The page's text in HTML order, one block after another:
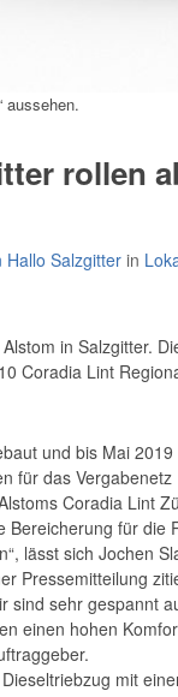
aussehen.
rollen
Hallo Salzgitterin
in Salzgitter.
Coradia Lint
und bis Mai
für das Vergabenetz
Coradia Lint
für die
lässt sich Jochen
Pressemitteilung
sind sehr gespannt
einen hohen
mit